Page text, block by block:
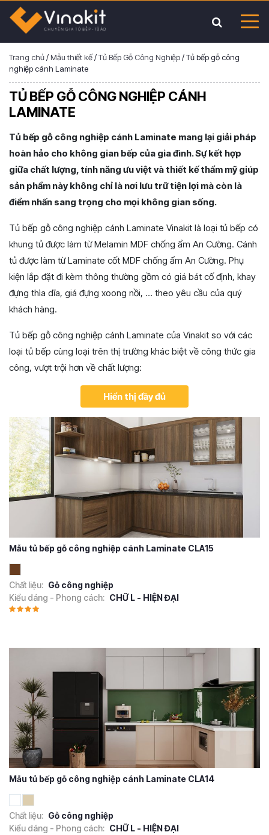
Trang chủ/Mẫu thiết kế/Tủ Bếp Gỗ Công Nghiệp/Tủ bếp gỗ công
nghiệp cánh Laminate
TỦ BẾP GỖ CÔNG NGHIỆP CÁNH
LAMINATE
Tủ bếp gỗ công nghiệp cánh Laminate mang lại giải pháp
hoàn hảo cho không gian bếp của gia đình. Sự kết hợp
giữa chất lượng, tính năng ưu việt và thiết kế thẩm mỹ giúp
sản phẩm này không chỉ là nơi lưu trữ tiện lợi mà còn là
điểm nhấn sang trọng cho mọi không gian sống.
Tủ bếp gỗ công nghiệp cánh Laminate Vinakit là loại tủ bếp có
khung tủ được làm từ Melamin MDF chống ẩm An Cường. Cánh
tủ được làm từ Laminate cốt MDF chống ẩm An Cường. Phụ
kiện lắp đặt đi kèm thông thường gồm có giá bát cố định, khay
đựng thìa dĩa, giá đựng xoong nồi, … theo yêu cầu của quý
khách hàng.
Tủ bếp gỗ công nghiệp cánh Laminate của Vinakit so với các
loại tủ bếp cùng loại trên thị trường khác biệt về công thức gia
công, vượt trội hơn về chất lượng:
Hiển thị đầy đủ
Mẫu tủ bếp gỗ công nghiệp cánh Laminate CLA15
Chất liệu: Gỗ công nghiệp
Kiểu dáng - Phong cách: CHỮ L - HIỆN ĐẠI
Mẫu tủ bếp gỗ công nghiệp cánh Laminate CLA14
Chất liệu: Gỗ công nghiệp
Kiểu dáng - Phong cách: CHỮ L - HIỆN ĐẠI